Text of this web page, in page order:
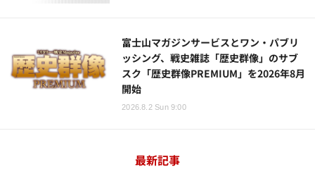
富士山マガジンサービスとワン・パブリ
ッシング、戦史雑誌「歴史群像」のサブ
スク「歴史群像PREMIUM」を2026年8月
開始
2026.8.2 Sun 9:00
最新記事